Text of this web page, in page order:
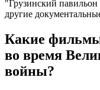
"Грузинский
другие
Какие
во время
войны?